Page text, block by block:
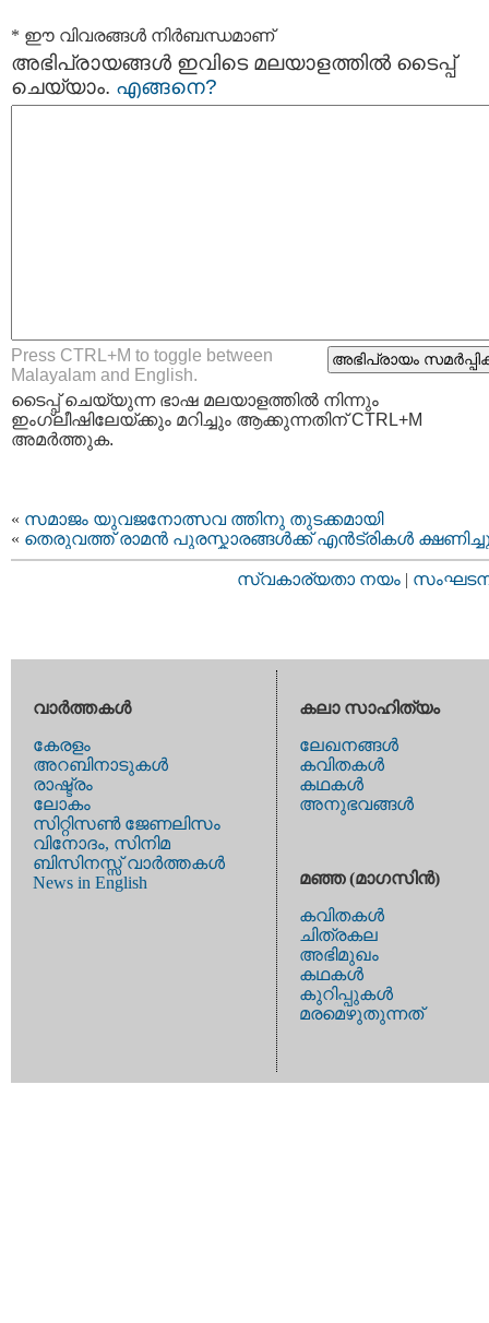
* ഈ വിവരങ്ങള്‍ നിര്‍ബന്ധമാണ്
അഭിപ്രായങ്ങള്‍ ഇവിടെ മലയാളത്തില്‍ ടൈപ്പ്
ചെയ്യാം. എങ്ങനെ?
Press CTRL+M to toggle between
Malayalam and English.
ടൈപ്പ്‌ ചെയ്യുന്ന ഭാഷ മലയാളത്തില്‍ നിന്നും
ഇംഗ്ലീഷിലേയ്ക്കും മറിച്ചും ആക്കുന്നതിന് CTRL+M
അമര്‍ത്തുക.
« സമാജം യുവജനോത്സവ ത്തിനു തുടക്കമായി
« തെരുവത്ത് രാമന്‍ പുരസ്കാരങ്ങള്‍ക്ക് എന്‍‌ട്രികള്‍
സ്വകാര്യതാ നയം |
വാര്‍ത്തകള്‍
കേരളം
അറബിനാടുകള്‍
രാഷ്ട്രം
ലോകം
സിറ്റിസണ്‍ ജേണലിസം
വിനോദം, സിനിമ
ബിസിനസ്സ് വാര്‍ത്തകള്‍
News in English
കലാ സാഹിത്യം
ലേഖനങ്ങള്‍
കവിതകള്‍
കഥകള്‍
അനുഭവങ്ങള്‍
മഞ്ഞ (മാഗസിന്‍)
കവിതകള്‍
ചിത്രകല
അഭിമുഖം
കഥകള്‍
കുറിപ്പുകള്‍
മരമെഴുതുന്നത്